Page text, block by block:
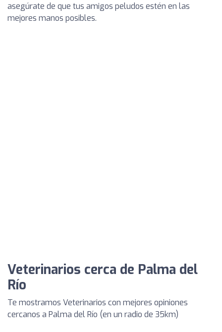
asegúrate de que tus amigos peludos estén en las
mejores manos posibles.
Veterinarios cerca de Palma del
Río
Te mostramos Veterinarios con mejores opiniones
cercanos a Palma del Río (en un radio de 35km)